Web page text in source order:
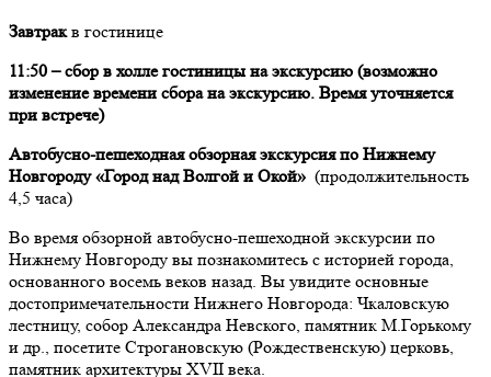
Завтракв гостинице
11:50 – сбор в холле гостиницы на экскурсию (возможно
изменение времени сбора на экскурсию. Время уточняется
при встрече)
Автобусно-пешеходная обзорная экскурсия по Нижнему
Новгороду «Город над Волгой и Окой» (продолжительность
4,5 часа)
Во время обзорной автобусно-пешеходной экскурсии по
Нижнему Новгороду вы познакомитесь с историей города,
основанного восемь веков назад. Вы увидите основные
достопримечательности Нижнего Новгорода: Чкаловскую
лестницу, собор Александра Невского, памятник М.Горькому
и др., посетите Строгановскую (Рождественскую) церковь,
памятник архитектуры ХVII века.